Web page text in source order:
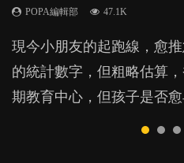
POPA編輯部 47.1K
現今小朋友的起跑線，愈
的統計數字，但粗略估算
期教育中心，但孩子是否
POPA編輯部 33.1K
由美國學者所創的 tools of
戲方式學習，學術能力和
友優勝，到底這課程有何
鬱，影響日常生活，嚴重
朋友的念頭。但為何爸爸
覺？...
POPA編輯部 25.8K
許多媽媽心底可能都有一
是在職好。雖說每個家庭
因素，但原來全職和在職
成吮手指的習慣，大個就
他們放東西入口，隨時會